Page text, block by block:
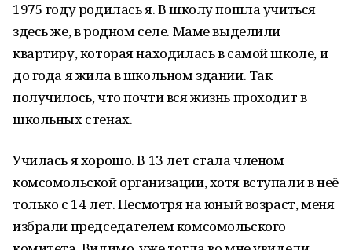
1975 году родилась я. В школу пошла учиться
здесь же, в родном селе. Маме выделили
квартиру, которая находилась в самой школе, и
до года я жила в школьном здании. Так
получилось, что почти вся жизнь проходит в
школьных стенах.
Училась я хорошо. В 13 лет стала членом
комсомольской организации, хотя вступали в неё
только с 14 лет. Несмотря на юный возраст, меня
избрали председателем комсомольского